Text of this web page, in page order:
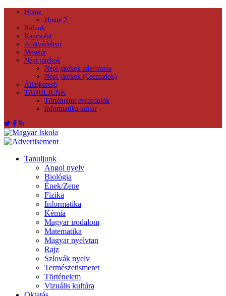
Home
Home 2
Rólunk
Kapcsolat
Adatvédelem
Mesetár
Népi játékok
Népi játékok adatbázisa
Népi játékok (Csemadok)
Álláskereső
TANULJUNK
Történelmi évfordulók
Informatika szótár
Tanuljunk
Angol nyelv
Biológia
Ének/Zene
Fizika
Informatika
Kémia
Magyar irodalom
Matematika
Magyar nyelvtan
Rajz
Szlovák nyelv
Természetismeret
Történelem
Vizuális kultúra